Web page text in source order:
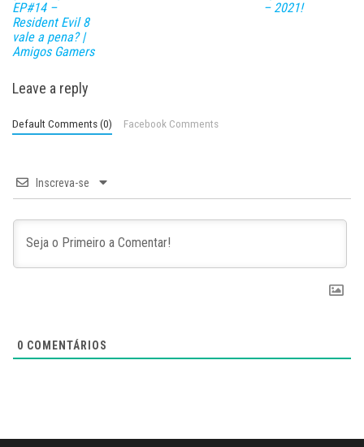
EP#14 –
Resident Evil 8
vale a pena? |
Amigos Gamers
– 2021!
Leave a reply
Default Comments (0) Facebook Comments
Inscreva-se
0 COMENTÁRIOS